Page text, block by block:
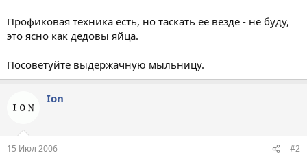
Профиковая техника есть, но таскать ее везде - не буду,
это ясно как дедовы яйца.
Посоветуйте выдержачную мыльницу.
Ion
15 Июл 2006 #2